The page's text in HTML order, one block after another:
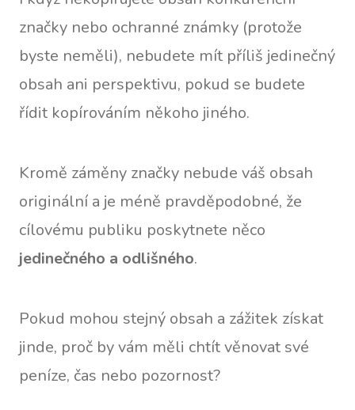
značky nebo ochranné známky (protože
byste neměli), nebudete mít příliš jedinečný
obsah ani perspektivu, pokud se budete
řídit kopírováním někoho jiného.
Kromě záměny značky nebude váš obsah
originální a je méně pravděpodobné, že
cílovému publiku poskytnete něco
jedinečného a odlišného.
Pokud mohou stejný obsah a zážitek získat
jinde, proč by vám měli chtít věnovat své
peníze, čas nebo pozornost?